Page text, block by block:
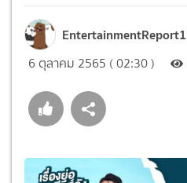
EntertainmentReport1
6 ตุลาคม 2565 ( 02:30 )